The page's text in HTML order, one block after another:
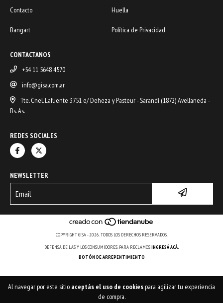
Al navegar por este sitio aceptás el uso de cookiespara agilizar tu experiencia
de compra.
Contacto Huella
Bangart Política de Privacidad
CONTACTANOS
+54 11 5648 4570
info@gisa.com.ar
Tte. Cnel. Lafuente 3751 e/ Deheza y Pasteur - Sarandí (1872) Avellaneda -
Bs. As.
REDES SOCIALES
NEWSLETTER
COPYRIGHT GISA - 2026. TODOS LOS DERECHOS RESERVADOS.
DEFENSA DE LAS Y LOS CONSUMIDORES. PARA RECLAMOSINGRESÁ ACÁ.
BOTÓN DE ARREPENTIMIENTO